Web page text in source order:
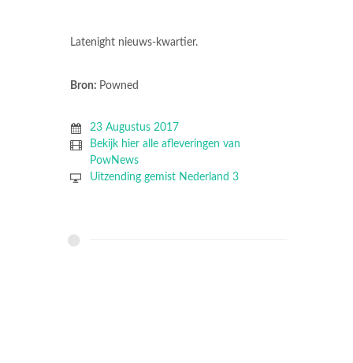
Latenight nieuws-kwartier.
Bron: Powned
23 Augustus 2017
Bekijk hier alle afleveringen van
PowNews
Uitzending gemist Nederland 3